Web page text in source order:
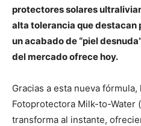
protectores solares
alta tolerancia que destacan
un acabado de “piel
del mercado ofrece hoy.
Gracias a esta nueva
Fotoprotectora Milk-to-Water
transforma al instante,